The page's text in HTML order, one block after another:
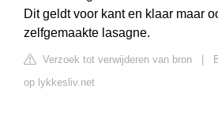
Dit geldt voor kant en klaar maar
zelfgemaakte lasagne.
Verzoek tot verwijderen van bron
op lykkesliv.net